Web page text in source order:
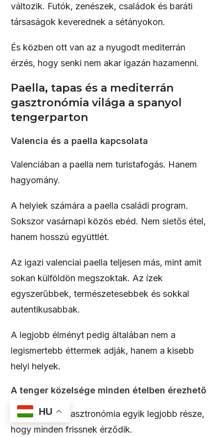
változik. Futók, zenészek, családok és baráti
társaságok keverednek a sétányokon.
És közben ott van az a nyugodt mediterrán
érzés, hogy senki nem akar igazán hazamenni.
Paella, tapas és a mediterrán
gasztronómia világa a spanyol
tengerparton
Valencia és a paella kapcsolata
Valenciában a paella nem turistafogás. Hanem
hagyomány.
A helyiek számára a paella családi program.
Sokszor vasárnapi közös ebéd. Nem sietős étel,
hanem hosszú együttlét.
Az igazi valenciai paella teljesen más, mint amit
sokan külföldön megszoktak. Az ízek
egyszerűbbek, természetesebbek és sokkal
autentikusabbak.
A legjobb élményt pedig általában nem a
legismertebb éttermek adják, hanem a kisebb
helyi helyek.
A tenger közelsége minden ételben érezhető
A mediterrán gasztronómia egyik legjobb része,
hogy minden frissnek érződik.
HU